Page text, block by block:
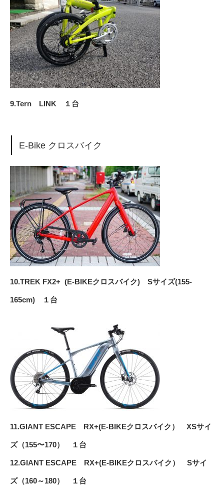
9.Tern LINK １台
E-Bike クロスバイク
10.TREK FX2+ (E-BIKEクロスバイク) Sサイズ(155-
165cm) １台
11.GIANT ESCAPE RX+(E-BIKEクロスバイク） XSサイ
ズ（155〜170） １台
12.GIANT ESCAPE RX+(E-BIKEクロスバイク） Sサイ
ズ（160～180） １台